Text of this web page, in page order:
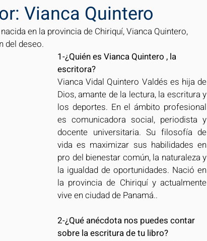
Vianca Quintero
en la provincia de Chiriquí, Vianca Quintero,
del deseo.
1-¿Quién es Vianca Quintero , la
escritora?
Vianca Vidal Quintero Valdés es hija de
Dios, amante de la lectura, la escritura y
los deportes. En el ámbito profesional
es comunicadora social, periodista y
docente universitaria. Su filosofía de
vida es maximizar sus habilidades en
pro del bienestar común, la naturaleza y
la igualdad de oportunidades. Nació en
la provincia de Chiriquí y actualmente
vive en ciudad de Panamá..
2-¿Qué anécdota nos puedes contar
sobre la escritura de tu libro?